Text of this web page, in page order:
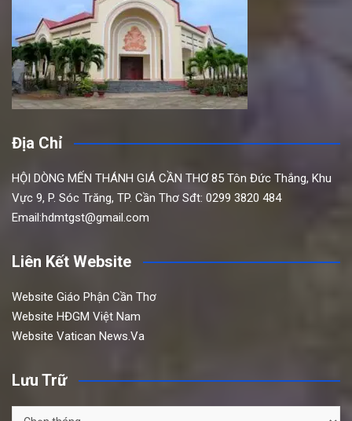
Địa Chỉ
HỘI DÒNG MẾN THÁNH GIÁ CẦN THƠ 85 Tôn Đức Thắng, Khu
Vực 9, P. Sóc Trăng, TP. Cần Thơ Sđt: 0299 3820 484
Email:hdmtgst@gmail.com
Liên Kết Website
Website Giáo Phận Cần Thơ
Website HĐGM Việt Nam
Website Vatican News.Va
Lưu Trữ
Lưu